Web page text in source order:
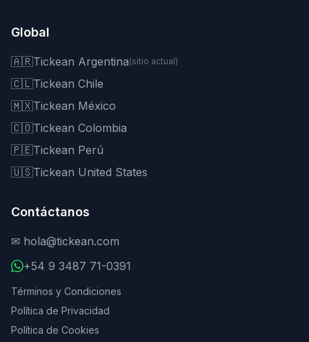
Global
🇦🇷Tickean Argentina(sitio actual)
🇨🇱Tickean Chile
🇲🇽Tickean México
🇨🇴Tickean Colombia
🇵🇪Tickean Perú
🇺🇸Tickean United States
Contáctanos
✉ hola@tickean.com
+54 9 3487 71-0391
Términos y Condiciones
Política de Privacidad
Política de Cookies